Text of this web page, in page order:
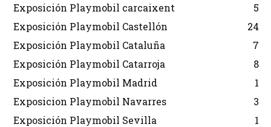
Exposición Playmobil carcaixent
5
Exposición Playmobil Castellón
24
Exposición Playmobil Cataluña
7
Exposición Playmobil Catarroja
8
Exposición Playmobil Madrid
1
Exposicion Playmobil Navarres
3
Exposición Playmobil Sevilla
1